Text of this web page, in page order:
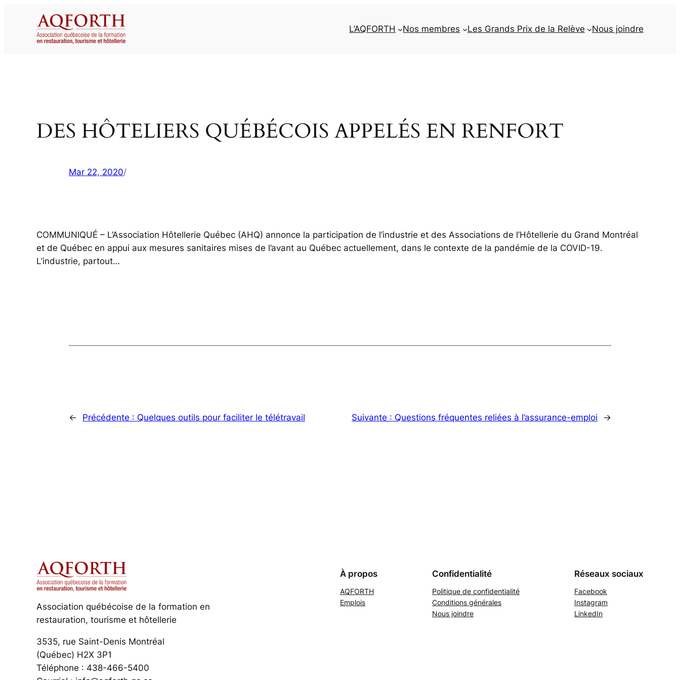
L’AQFORTH Nos membres Les Grands Prix de la Relève Nous joindre
DES HÔTELIERS QUÉBÉCOIS APPELÉS EN RENFORT
Mar 22, 2020/
COMMUNIQUÉ – L’Association Hôtellerie Québec (AHQ) annonce la participation de l’industrie et des Associations de l’Hôtellerie du Grand Montréal
et de Québec en appui aux mesures sanitaires mises de l’avant au Québec actuellement, dans le contexte de la pandémie de la COVID-19.
L’industrie, partout…
← Précédente : Quelques outils pour faciliter le télétravail Suivante : Questions fréquentes reliées à l’assurance-emploi →
Association québécoise de la formation en
restauration, tourisme et hôtellerie
3535, rue Saint-Denis Montréal
(Québec) H2X 3P1
Téléphone : 438-466-5400
À propos
AQFORTH
Emplois
Confidentialité
Politique de confidentialité
Conditions générales
Nous joindre
Réseaux sociaux
Facebook
Instagram
LinkedIn